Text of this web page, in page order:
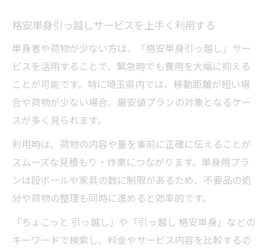
格安単身引っ越しサービスを上手く利用する
単身者や荷物が少ない方は、「格安単身引っ越し」サー
ビスを活用することで、緊急時でも費用を大幅に抑える
ことが可能です。特に埼玉県内では、移動距離が短い場
合や荷物が少ない場合、最安値プランの対象となるケー
スが多く見られます。
利用時は、荷物の内容や量を事前に正確に伝えることが
スムーズな見積もり・作業につながります。単身用プラ
ンは段ボールや家具の数に制限があるため、不要品の処
分や荷物の整理も同時に進めると効率的です。
「ちょこっと 引っ越し」や「引っ越し 格安単身」などの
キーワードで検索し、料金やサービス内容を比較するの